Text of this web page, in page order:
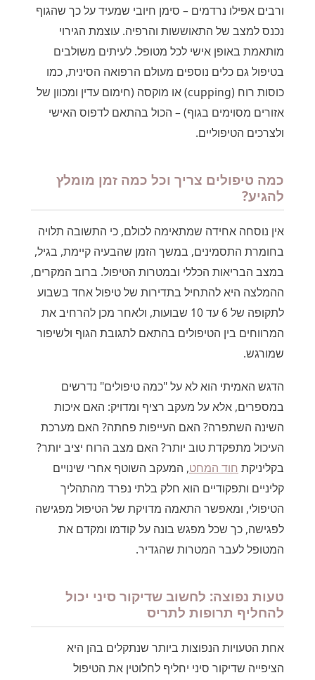
ורבים אפילו נרדמים – סימן חיובי שמעיד על כך שהגוף
נכנס למצב של התאוששות והרפיה. עוצמת הגירוי
מותאמת באופן אישי לכל מטופל. לעיתים משולבים
בטיפול גם כלים נוספים מעולם הרפואה הסינית, כמו
כוסות רוח (cupping) או מוקסה (חימום עדין ומכוון של
אזורים מסוימים בגוף) – הכול בהתאם לדפוס האישי
ולצרכים הטיפוליים.
כמה טיפולים צריך וכל כמה זמן מומלץ
להגיע?
אין נוסחה אחידה שמתאימה לכולם, כי התשובה תלויה
בחומרת התסמינים, במשך הזמן שהבעיה קיימת, בגיל,
במצב הבריאות הכללי ובמטרות הטיפול. ברוב המקרים,
ההמלצה היא להתחיל בתדירות של טיפול אחד בשבוע
לתקופה של 6 עד 10 שבועות, ולאחר מכן להרחיב את
המרווחים בין הטיפולים בהתאם לתגובת הגוף ולשיפור
שמורגש.
הדגש האמיתי הוא לא על "כמה טיפולים" נדרשים
במספרים, אלא על מעקב רציף ומדויק: האם איכות
השינה השתפרה? האם העייפות פחתה? האם מערכת
העיכול מתפקדת טוב יותר? האם מצב הרוח יציב יותר?
בקליניקת חוד המחט, המעקב השוטף אחרי שינויים
קליניים ותפקודיים הוא חלק בלתי נפרד מהתהליך
הטיפולי, ומאפשר התאמה מדויקת של הטיפול מפגישה
לפגישה, כך שכל מפגש בונה על קודמו ומקדם את
המטופל לעבר המטרות שהגדיר.
טעות נפוצה: לחשוב שדיקור סיני יכול
להחליף תרופות לתריס
אחת הטעויות הנפוצות ביותר שנתקלים בהן היא
הציפייה שדיקור סיני יחליף לחלוטין את הטיפול